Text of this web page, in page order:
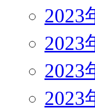
2023
2023
2023
2023